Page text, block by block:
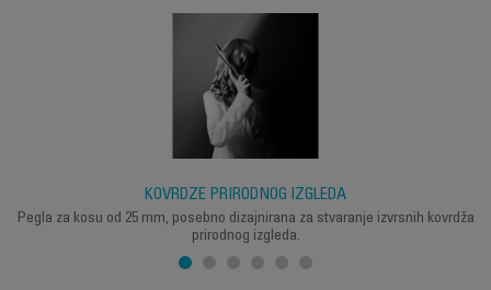
KOVRDŽE PRIRODNOG IZGLEDA
Pegla za kosu od 25 mm, posebno dizajnirana za stvaranje izvrsnih kovrdža
prirodnog izgleda.